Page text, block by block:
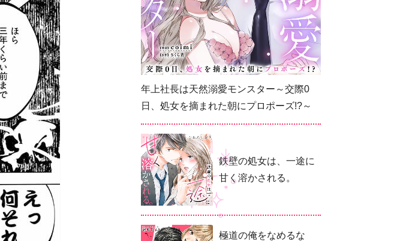
年上社長は天然溺愛モンスター～交際0
日、処女を摘まれた朝にプロポーズ!?～
鉄壁の処女は、一途に
甘く溶かされる。
極道の俺をなめるな